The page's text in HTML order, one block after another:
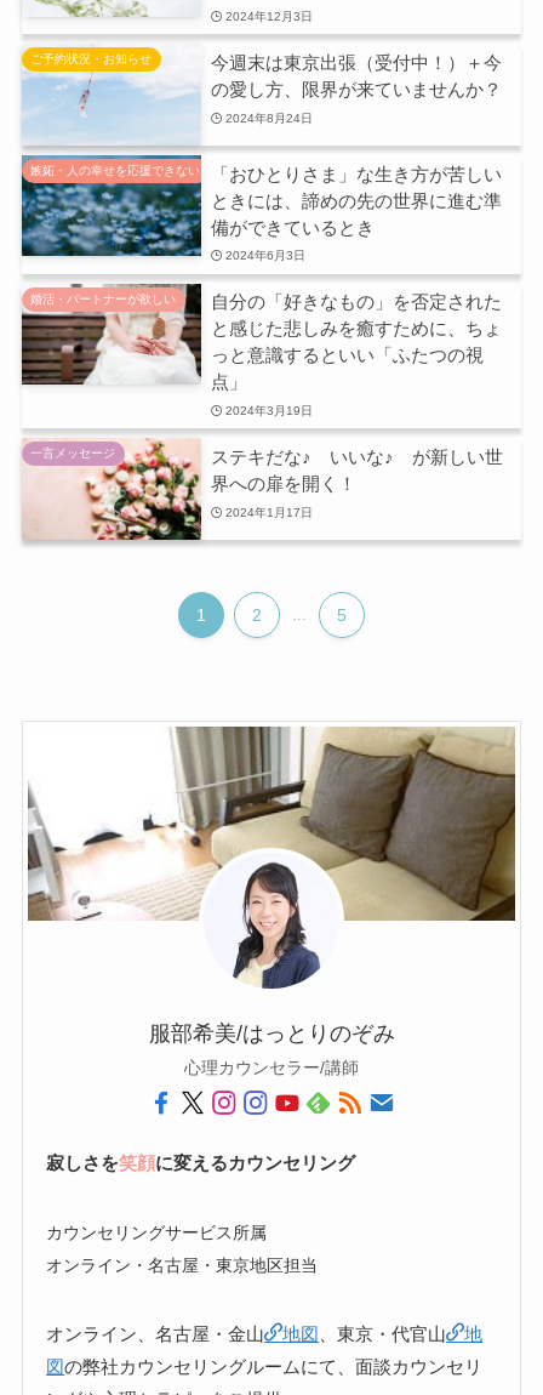
2024年12月3日
ご予約状況・お知らせ
今週末は東京出張（受付中！）＋今
の愛し方、限界が来ていませんか？
2024年8月24日
嫉妬・人の幸せを応援できない
「おひとりさま」な生き方が苦しい
ときには、諦めの先の世界に進む準
備ができているとき
2024年6月3日
婚活・パートナーが欲しい
自分の「好きなもの」を否定された
と感じた悲しみを癒すために、ちょ
っと意識するといい「ふたつの視
点」
2024年3月19日
一言メッセージ
ステキだな♪ いいな♪ が新しい世
界への扉を開く！
2024年1月17日
1 2 5
服部希美/はっとりのぞみ
心理カウンセラー/講師
寂しさを笑顔に変えるカウンセリング
カウンセリングサービス所属
オンライン・名古屋・東京地区担当
オンライン、名古屋・金山 地図、東京・代官山
地
図の弊社カウンセリングルームにて、面談カウンセリ